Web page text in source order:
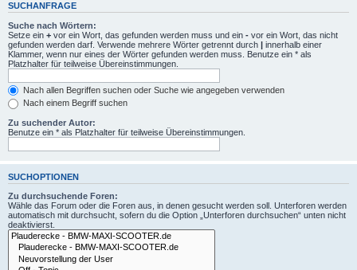
e
SUCHANFRAGE
Suche nach Wörtern:
Setze ein + vor ein Wort, das gefunden werden muss und ein - vor ein Wort, das nicht
gefunden werden darf. Verwende mehrere Wörter getrennt durch | innerhalb einer
Klammer, wenn nur eines der Wörter gefunden werden muss. Benutze ein * als
Platzhalter für teilweise Übereinstimmungen.
Nach allen Begriffen suchen oder Suche wie angegeben verwenden
Nach einem Begriff suchen
Zu suchender Autor:
Benutze ein * als Platzhalter für teilweise Übereinstimmungen.
SUCHOPTIONEN
Zu durchsuchende Foren:
Wähle das Forum oder die Foren aus, in denen gesucht werden soll. Unterforen werden
automatisch mit durchsucht, sofern du die Option „Unterforen durchsuchen“ unten nicht
deaktivierst.